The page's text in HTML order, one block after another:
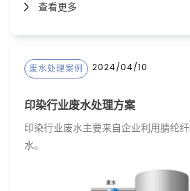
查看更多
废水处理案例 2024/04/10
印染行业废水处理方案
印染行业废水主要来自企业利用腈纶
水。